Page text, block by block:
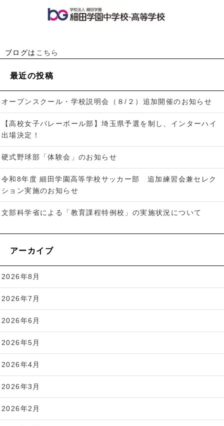
ブログは こちら
最近の投稿
オープンスクール・学校説明会（８/２）追加開催のお知らせ
【高校女子バレーボール部】埼玉県予選を制し、インターハイ
出場決定！
硬式野球部「体験会」のお知らせ
令和8年度 細田学園高等学校サッカー部 追加練習会兼セレク
ション実施のお知らせ
文部科学省による「教育課程特例校」の実施状況について
アーカイブ
2026年8月
2026年7月
2026年6月
2026年5月
2026年4月
2026年3月
2026年2月